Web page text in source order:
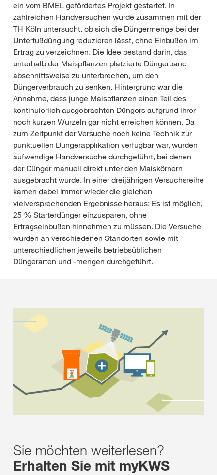
ein vom BMEL gefördertes Projekt gestartet. In
zahlreichen Handversuchen wurde zusammen mit der
TH Köln untersucht, ob sich die Düngermenge bei der
Unterfußdüngung reduzieren lässt, ohne Einbußen im
Ertrag zu verzeichnen. Die Idee bestand darin, das
unterhalb der Maispflanzen platzierte Düngerband
abschnittsweise zu unterbrechen, um den
Düngerverbrauch zu senken. Hintergrund war die
Annahme, dass junge Maispflanzen einen Teil des
kontinuierlich ausgebrachten Düngers aufgrund ihrer
noch kurzen Wurzeln gar nicht erreichen können. Da
zum Zeitpunkt der Versuche noch keine Technik zur
punktuellen Düngerapplikation verfügbar war, wurden
aufwendige Handversuche durchgeführt, bei denen
der Dünger manuell direkt unter den Maiskörnern
ausgebracht wurde. In einer dreijährigen Versuchsreihe
kamen dabei immer wieder die gleichen
vielversprechenden Ergebnisse heraus: Es ist möglich,
25 % Starterdünger einzusparen, ohne
Ertragseinbußen hinnehmen zu müssen. Die Versuche
wurden an verschiedenen Standorten sowie mit
unterschiedlichen jeweils betriebsüblichen
Düngerarten und -mengen durchgeführt.
Sie möchten weiterlesen?
Erhalten Sie mit myKWS